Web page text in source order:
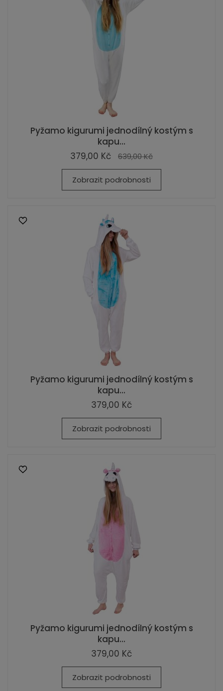
Pyžamo kigurumi jednodílný kostým s
kapu...
379,00 Kč
639,00 Kč
Zobrazit podrobnosti
Pyžamo kigurumi jednodílný kostým s
kapu...
379,00 Kč
Zobrazit podrobnosti
Pyžamo kigurumi jednodílný kostým s
kapu...
379,00 Kč
Zobrazit podrobnosti